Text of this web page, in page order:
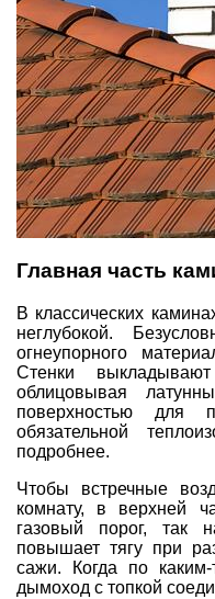
Главная часть
В классических
неглубокой.
огнеупорного
Стенки
облицовывая
поверхностью для
обязательной
подробнее.
Чтобы встречные
комнату, в верхней
газовый порог, так
повышает тягу при
сажи. Когда по
дымоход с топкой